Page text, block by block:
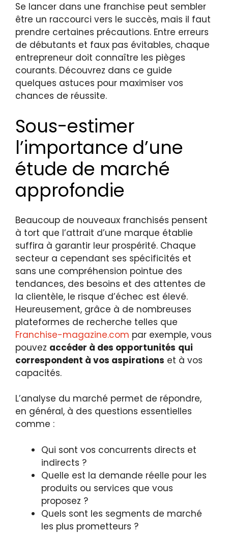
Se lancer dans une franchise peut sembler
être un raccourci vers le succès, mais il faut
prendre certaines précautions. Entre erreurs
de débutants et faux pas évitables, chaque
entrepreneur doit connaître les pièges
courants. Découvrez dans ce guide
quelques astuces pour maximiser vos
chances de réussite.
Sous-estimer
l’importance d’une
étude de marché
approfondie
Beaucoup de nouveaux franchisés pensent
à tort que l’attrait d’une marque établie
suffira à garantir leur prospérité. Chaque
secteur a cependant ses spécificités et
sans une compréhension pointue des
tendances, des besoins et des attentes de
la clientèle, le risque d’échec est élevé.
Heureusement, grâce à de nombreuses
plateformes de recherche telles que
Franchise-magazine.com par exemple, vous
pouvez accéder à des opportunités qui
correspondent à vos aspirations et à vos
capacités.
L’analyse du marché permet de répondre,
en général, à des questions essentielles
comme :
Qui sont vos concurrents directs et
indirects ?
Quelle est la demande réelle pour les
produits ou services que vous
proposez ?
Quels sont les segments de marché
les plus prometteurs ?